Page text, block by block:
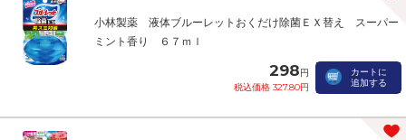
小林製薬 液体ブルーレットおくだけ除菌ＥＸ替え スーパー
ミント香り ６７ｍｌ
298円
税込価格 327.80円
カートに
追加する